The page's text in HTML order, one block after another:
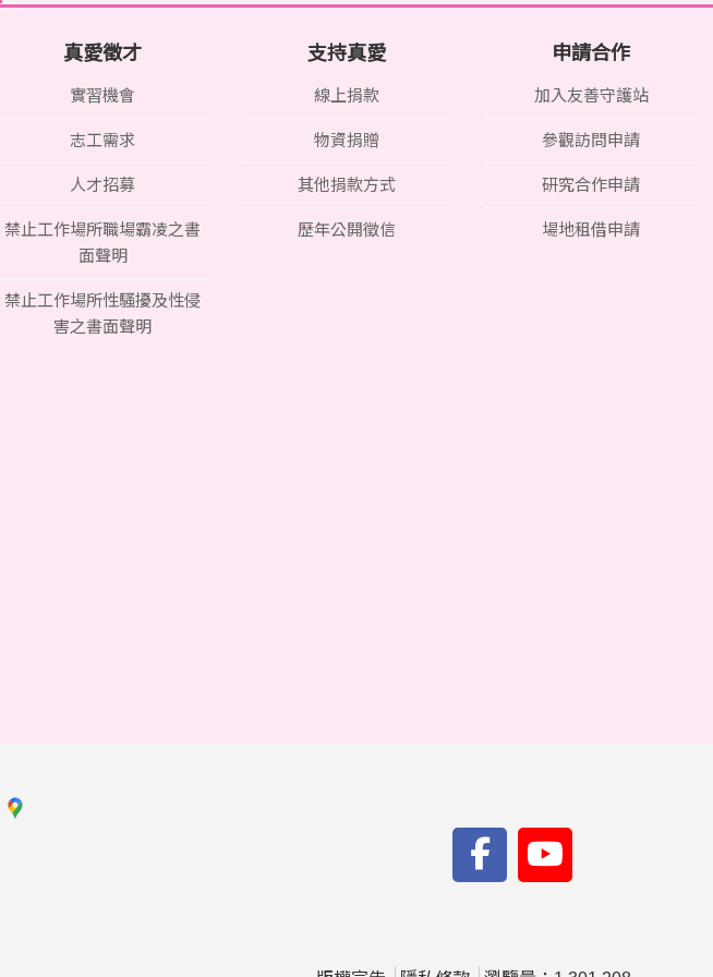
真愛徵才
實習機會
志工需求
人才招募
禁止工作場所職場霸凌之書
面聲明
禁止工作場所性騷擾及性侵
害之書面聲明
支持真愛
線上捐款
物資捐贈
其他捐款方式
歷年公開徵信
申請合作
加入友善守護站
參觀訪問申請
研究合作申請
場地租借申請